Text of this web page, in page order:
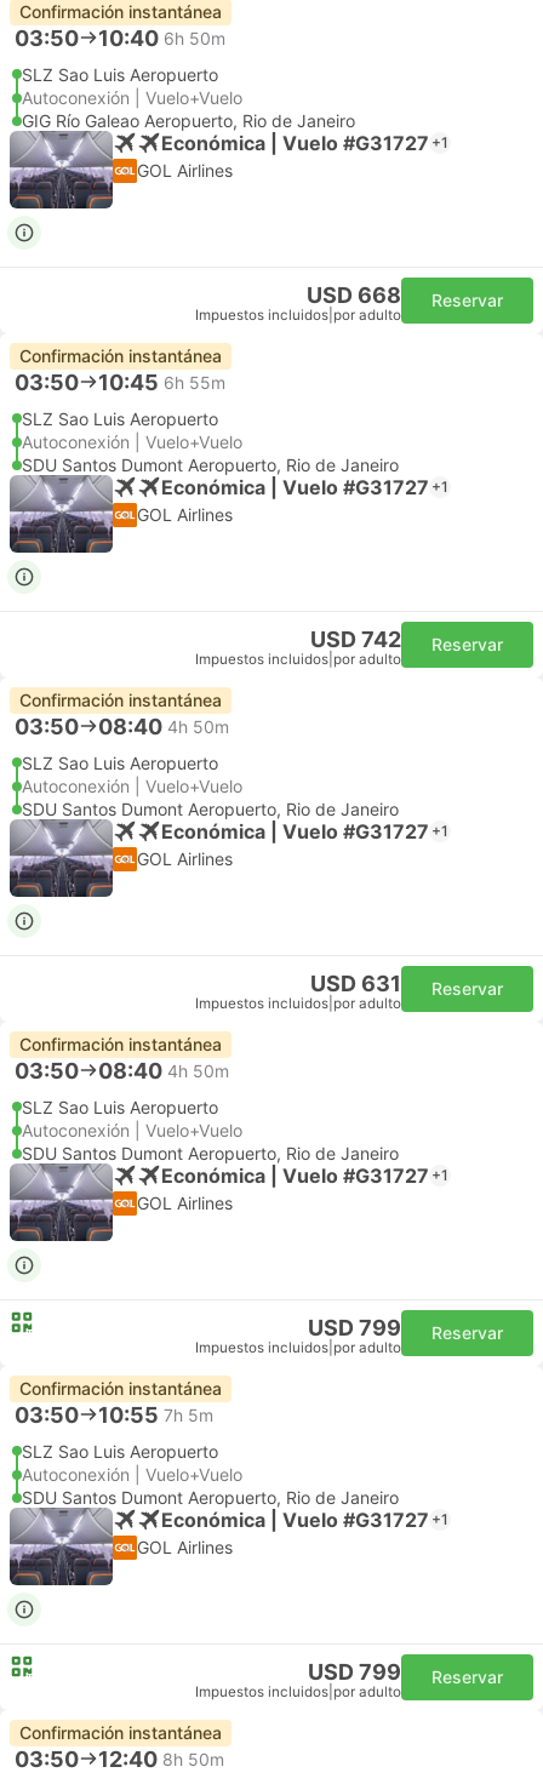
Confirmación instantánea
03:50 10:40 6h 50m
SLZ Sao Luis Aeropuerto
Autoconexión | Vuelo+Vuelo
GIG Río Galeao Aeropuerto, Rio de Janeiro
Económica | Vuelo #G31727 +1
GOL Airlines
USD 668
Impuestos incluidos por adulto
Reservar
Confirmación instantánea
03:50 10:45 6h 55m
SLZ Sao Luis Aeropuerto
Autoconexión | Vuelo+Vuelo
SDU Santos Dumont Aeropuerto, Rio de Janeiro
Económica | Vuelo #G31727 +1
GOL Airlines
USD 742
Impuestos incluidos por adulto
Reservar
Confirmación instantánea
03:50 08:40 4h 50m
SLZ Sao Luis Aeropuerto
Autoconexión | Vuelo+Vuelo
SDU Santos Dumont Aeropuerto, Rio de Janeiro
Económica | Vuelo #G31727 +1
GOL Airlines
USD 631
Impuestos incluidos por adulto
Reservar
Confirmación instantánea
03:50 08:40 4h 50m
SLZ Sao Luis Aeropuerto
Autoconexión | Vuelo+Vuelo
SDU Santos Dumont Aeropuerto, Rio de Janeiro
Económica | Vuelo #G31727 +1
GOL Airlines
USD 799
Impuestos incluidos por adulto
Reservar
Confirmación instantánea
03:50 10:55 7h 5m
SLZ Sao Luis Aeropuerto
Autoconexión | Vuelo+Vuelo
SDU Santos Dumont Aeropuerto, Rio de Janeiro
Económica | Vuelo #G31727 +1
GOL Airlines
USD 799
Impuestos incluidos por adulto
Reservar
Confirmación instantánea
03:50 12:40 8h 50m